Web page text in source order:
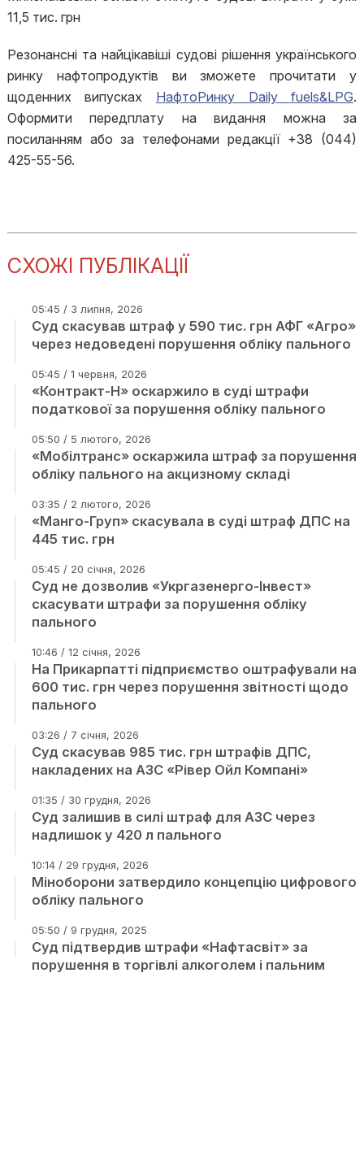
11,5 тис. грн
Резонансні та найцікавіші судові рішення українського
ринку нафтопродуктів ви зможете прочитати у
щоденних випусках НафтоРинку Daily fuels&LPG.
Оформити передплату на видання можна за
посиланням або за телефонами редакції +38 (044)
425-55-56.
СХОЖІ ПУБЛІКАЦІЇ
05:45 / 3 липня, 2026
Суд скасував штраф у 590 тис. грн АФГ «Агро»
через недоведені порушення обліку пального
05:45 / 1 червня, 2026
«Контракт-Н» оскаржило в суді штрафи
податкової за порушення обліку пального
05:50 / 5 лютого, 2026
«Мобілтранс» оскаржила штраф за порушення
обліку пального на акцизному складі
03:35 / 2 лютого, 2026
«Манго-Груп» скасувала в суді штраф ДПС на
445 тис. грн
05:45 / 20 січня, 2026
Суд не дозволив «Укргазенерго-Інвест»
скасувати штрафи за порушення обліку
пального
10:46 / 12 січня, 2026
На Прикарпатті підприємство оштрафували на
600 тис. грн через порушення звітності щодо
пального
03:26 / 7 січня, 2026
Суд скасував 985 тис. грн штрафів ДПС,
накладених на АЗС «Рівер Ойл Компані»
01:35 / 30 грудня, 2026
Суд залишив в силі штраф для АЗС через
надлишок у 420 л пального
10:14 / 29 грудня, 2026
Міноборони затвердило концепцію цифрового
обліку пального
05:50 / 9 грудня, 2025
Суд підтвердив штрафи «Нафтасвіт» за
порушення в торгівлі алкоголем і пальним